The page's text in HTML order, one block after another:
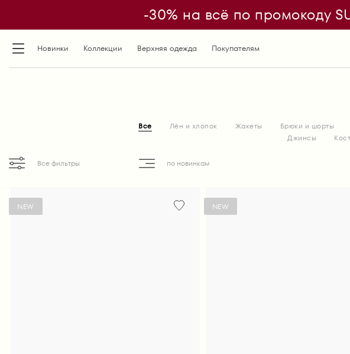
-30% на всё по промокоду
Новинки Коллекции Верхняя одежда Покупателям
Все Лён и хлопок Жакеты Брюки и шорты
Джинсы
Все фильтры по новинкам
NEW NEW